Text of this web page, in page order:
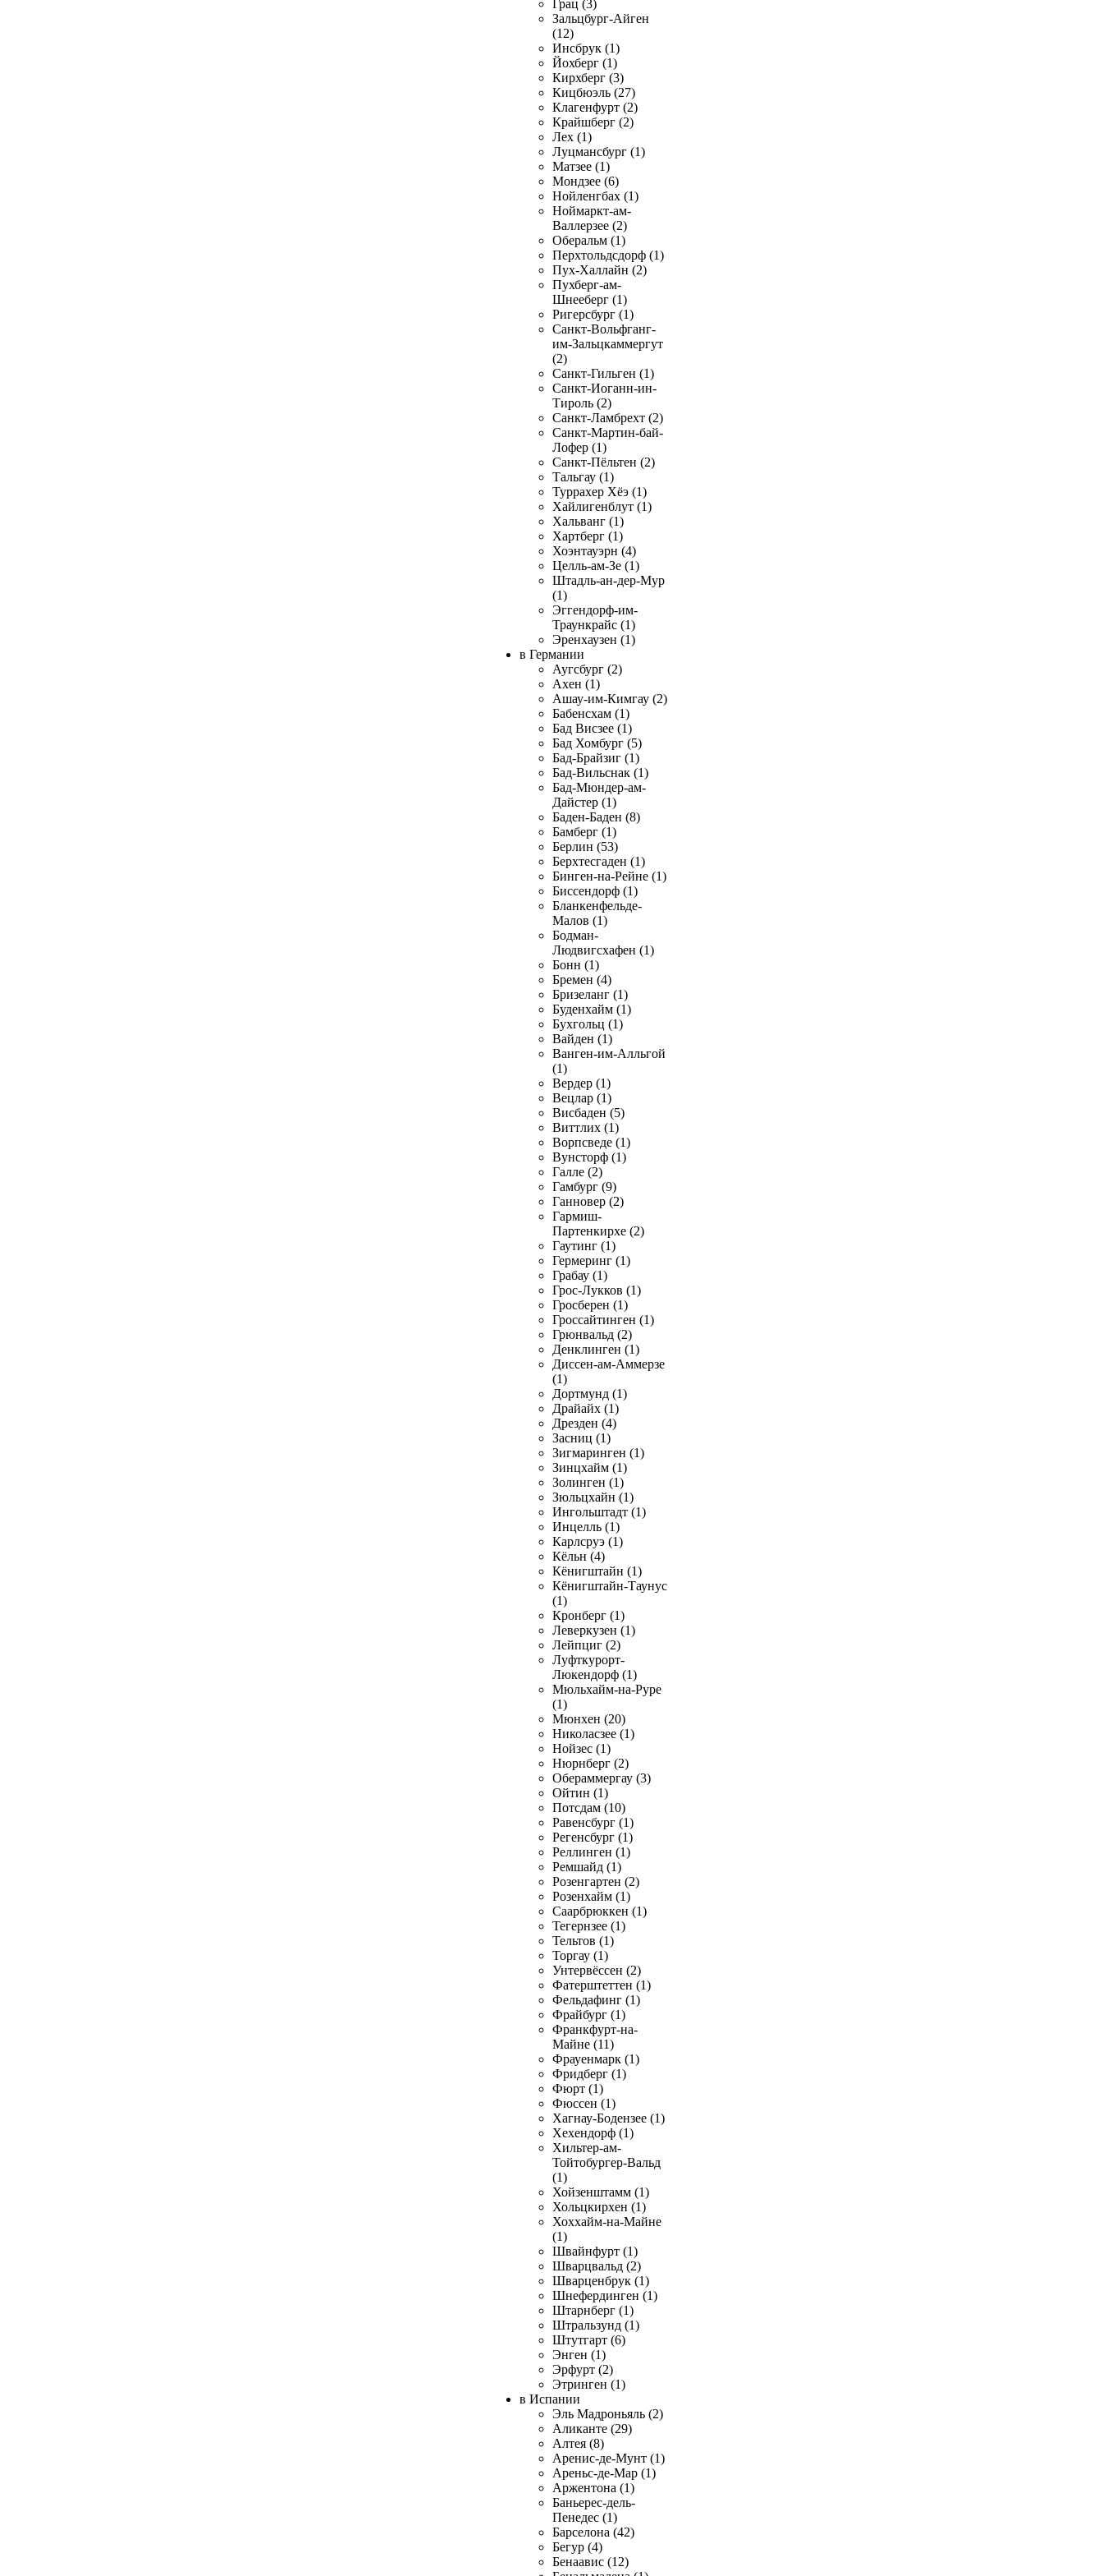
Грац (3)
Зальцбург-Айген
(12)
Инсбрук (1)
Йохберг (1)
Кирхберг (3)
Кицбюэль (27)
Клагенфурт (2)
Крайшберг (2)
Лех (1)
Луцмансбург (1)
Матзее (1)
Мондзее (6)
Нойленгбах (1)
Ноймаркт-ам-
Валлерзее (2)
Оберальм (1)
Перхтольдсдорф (1)
Пух-Халлайн (2)
Пухберг-ам-
Шнееберг (1)
Ригерсбург (1)
Санкт-Вольфганг-
им-Зальцкаммергут
(2)
Санкт-Гильген (1)
Санкт-Иоганн-ин-
Тироль (2)
Санкт-Ламбрехт (2)
Санкт-Мартин-бай-
Лофер (1)
Санкт-Пёльтен (2)
Тальгау (1)
Туррахер Хёэ (1)
Хайлигенблут (1)
Хальванг (1)
Хартберг (1)
Хоэнтауэрн (4)
Целль-ам-Зе (1)
Штадль-ан-дер-Мур
(1)
Эггендорф-им-
Траункрайс (1)
Эренхаузен (1)
в Германии
Аугсбург (2)
Ахен (1)
Ашау-им-Кимгау (2)
Бабенсхам (1)
Бад Висзее (1)
Бад Хомбург (5)
Бад-Брайзиг (1)
Бад-Вильснак (1)
Бад-Мюндер-ам-
Дайстер (1)
Баден-Баден (8)
Бамберг (1)
Берлин (53)
Берхтесгаден (1)
Бинген-на-Рейне (1)
Биссендорф (1)
Бланкенфельде-
Малов (1)
Бодман-
Людвигсхафен (1)
Бонн (1)
Бремен (4)
Бризеланг (1)
Буденхайм (1)
Бухгольц (1)
Вайден (1)
Ванген-им-Алльгой
(1)
Вердер (1)
Вецлар (1)
Висбаден (5)
Виттлих (1)
Ворпсведе (1)
Вунсторф (1)
Галле (2)
Гамбург (9)
Ганновер (2)
Гармиш-
Партенкирхе (2)
Гаутинг (1)
Гермеринг (1)
Грабау (1)
Грос-Лукков (1)
Гросберен (1)
Гроссайтинген (1)
Грюнвальд (2)
Денклинген (1)
Диссен-ам-Аммерзе
(1)
Дортмунд (1)
Драйайх (1)
Дрезден (4)
Засниц (1)
Зигмаринген (1)
Зинцхайм (1)
Золинген (1)
Зюльцхайн (1)
Ингольштадт (1)
Инцелль (1)
Карлсруэ (1)
Кёльн (4)
Кёнигштайн (1)
Кёнигштайн-Таунус
(1)
Кронберг (1)
Леверкузен (1)
Лейпциг (2)
Луфткурорт-
Люкендорф (1)
Мюльхайм-на-Руре
(1)
Мюнхен (20)
Николасзее (1)
Нойзес (1)
Нюрнберг (2)
Обераммергау (3)
Ойтин (1)
Потсдам (10)
Равенсбург (1)
Регенсбург (1)
Реллинген (1)
Ремшайд (1)
Розенгартен (2)
Розенхайм (1)
Саарбрюккен (1)
Тегернзее (1)
Тельтов (1)
Торгау (1)
Унтервёссен (2)
Фатерштеттен (1)
Фельдафинг (1)
Фрайбург (1)
Франкфурт-на-
Майне (11)
Фрауенмарк (1)
Фридберг (1)
Фюрт (1)
Фюссен (1)
Хагнау-Бодензее (1)
Хехендорф (1)
Хильтер-ам-
Тойтобургер-Вальд
(1)
Хойзенштамм (1)
Хольцкирхен (1)
Хоххайм-на-Майне
(1)
Швайнфурт (1)
Шварцвальд (2)
Шварценбрук (1)
Шнефердинген (1)
Штарнберг (1)
Штральзунд (1)
Штутгарт (6)
Энген (1)
Эрфурт (2)
Этринген (1)
в Испании
Эль Мадроньяль (2)
Аликанте (29)
Алтея (8)
Аренис-де-Мунт (1)
Ареньс-де-Мар (1)
Аржентона (1)
Баньерес-дель-
Пенедес (1)
Барселона (42)
Бегур (4)
Бенаавис (12)